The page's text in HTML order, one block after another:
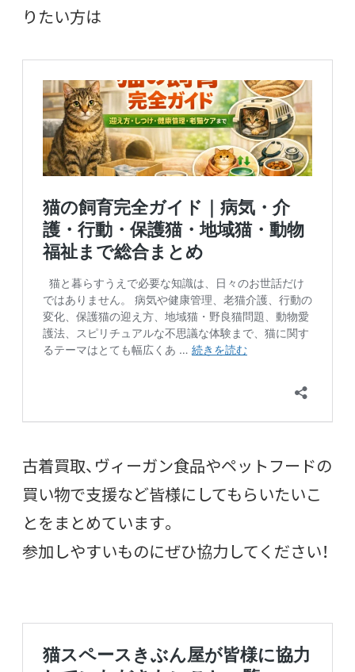
りたい方は
古着買取、ヴィーガン食品やペットフードの
買い物で支援など皆様にしてもらいたいこ
とをまとめています。
参加しやすいものにぜひ協力してください！